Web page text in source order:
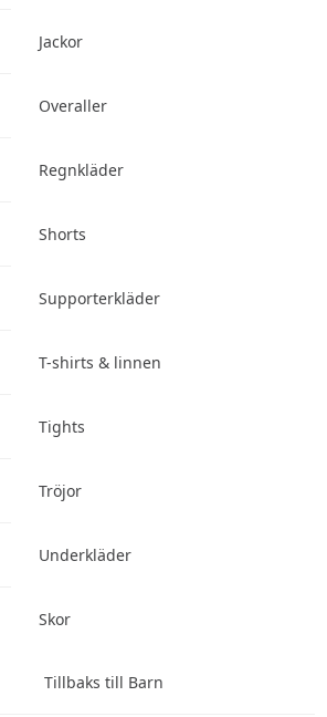
Jackor
Overaller
Regnkläder
Shorts
Supporterkläder
T-shirts & linnen
Tights
Tröjor
Underkläder
Skor
Tillbaks till Barn